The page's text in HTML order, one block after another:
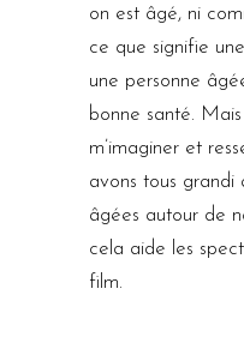
on est âgé, ni
ce que signifie
une personne
bonne santé.
m’imaginer et
avons tous grandi
âgées autour de
cela aide les
film.